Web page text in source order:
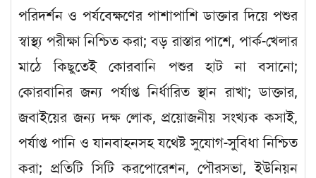
পরিদর্শন ও পর্যবেক্ষণের পাশাপাশি ডাক্তার দিয়ে পশুর
স্বাস্থ্য পরীক্ষা নিশ্চিত করা; বড় রাস্তার পাশে, পার্ক-খেলার
মাঠে কিছুতেই কোরবানি পশুর হাট না বসানো;
কোরবানির জন্য পর্যাপ্ত নির্ধারিত স্থান রাখা; ডাক্তার,
জবাইয়ের জন্য দক্ষ লোক, প্রয়োজনীয় সংখ্যক কসাই,
পর্যাপ্ত পানি ও যানবাহনসহ যথেষ্ট সুযোগ-সুবিধা নিশ্চিত
করা; প্রতিটি সিটি করপোরেশন, পৌরসভা, ইউনিয়ন